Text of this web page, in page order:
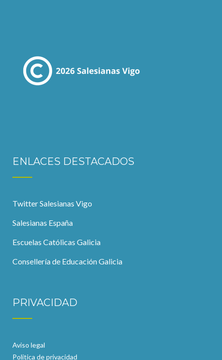
ENLACES DESTACADOS
Twitter Salesianas Vigo
Salesianas España
Escuelas Católicas Galicia
Consellería de Educación Galicia
PRIVACIDAD
Aviso legal
Politica de privacidad